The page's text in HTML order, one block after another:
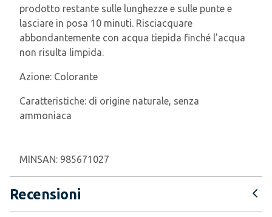
prodotto restante sulle lunghezze e sulle punte e
lasciare in posa 10 minuti. Risciacquare
abbondantemente con acqua tiepida finché l'acqua
non risulta limpida.
Azione: Colorante
Caratteristiche: di origine naturale, senza
ammoniaca
MINSAN: 985671027
Recensioni